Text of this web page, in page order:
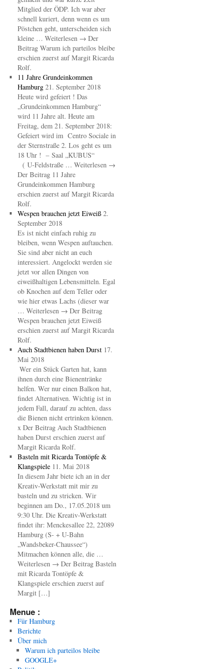
Mitglied der ÖDP. Ich war aber
schnell kuriert, denn wenn es um
Pöstchen geht, unterscheiden sich
kleine … Weiterlesen → Der
Beitrag Warum ich parteilos bleibe
erschien zuerst auf Margit Ricarda
Rolf.
11 Jahre Grundeinkommen
Hamburg 21. September 2018
Heute wird gefeiert ! Das
„Grundeinkommen Hamburg“
wird 11 Jahre alt. Heute am
Freitag, dem 21. September 2018:
Gefeiert wird im Centro Sociale in
der Sternstraße 2. Los geht es um
18 Uhr ! – Saal „KUBUS“
( U-Feldstraße … Weiterlesen →
Der Beitrag 11 Jahre
Grundeinkommen Hamburg
erschien zuerst auf Margit Ricarda
Rolf.
Wespen brauchen jetzt Eiweiß 2.
September 2018
Es ist nicht einfach ruhig zu
bleiben, wenn Wespen auftauchen.
Sie sind aber nicht an euch
interessiert. Angelockt werden sie
jetzt vor allen Dingen von
eiweißhaltigen Lebensmitteln. Egal
ob Knochen auf dem Teller oder
wie hier etwas Lachs (dieser war
… Weiterlesen → Der Beitrag
Wespen brauchen jetzt Eiweiß
erschien zuerst auf Margit Ricarda
Rolf.
Auch Stadtbienen haben Durst 17.
Mai 2018
Wer ein Stück Garten hat, kann
ihnen durch eine Bienentränke
helfen. Wer nur einen Balkon hat,
findet Alternativen. Wichtig ist in
jedem Fall, darauf zu achten, dass
die Bienen nicht ertrinken können.
x Der Beitrag Auch Stadtbienen
haben Durst erschien zuerst auf
Margit Ricarda Rolf.
Basteln mit Ricarda Tontöpfe &
Klangspiele 11. Mai 2018
In diesem Jahr biete ich an in der
Kreativ-Werkstatt mit mir zu
basteln und zu stricken. Wir
beginnen am Do., 17.05.2018 um
9:30 Uhr. Die Kreativ-Werkstatt
findet ihr: Menckesallee 22, 22089
Hamburg (S- + U-Bahn
„Wandsbeker-Chaussee“)
Mitmachen können alle, die …
Weiterlesen → Der Beitrag Basteln
mit Ricarda Tontöpfe &
Klangspiele erschien zuerst auf
Margit […]
Menue :
Für Hamburg
Berichte
Über mich
Warum ich parteilos bleibe
GOOGLE+